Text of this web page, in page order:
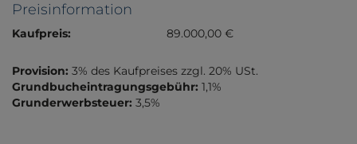
Preisinformation
Kaufpreis: 89.000,00 €
Provision: 3% des Kaufpreises zzgl. 20% USt.
Grundbucheintragungsgebühr: 1,1%
Grunderwerbsteuer: 3,5%